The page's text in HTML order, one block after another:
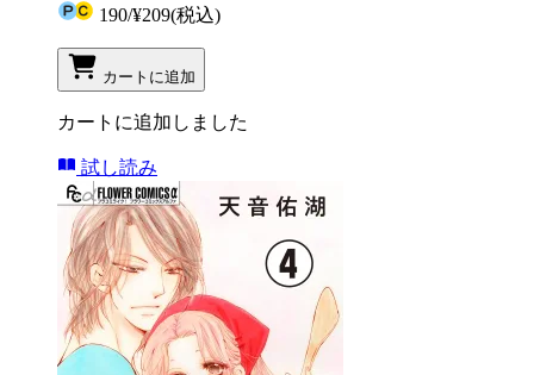
190/¥209(税込)
カートに追加
カートに追加しました
試し読み